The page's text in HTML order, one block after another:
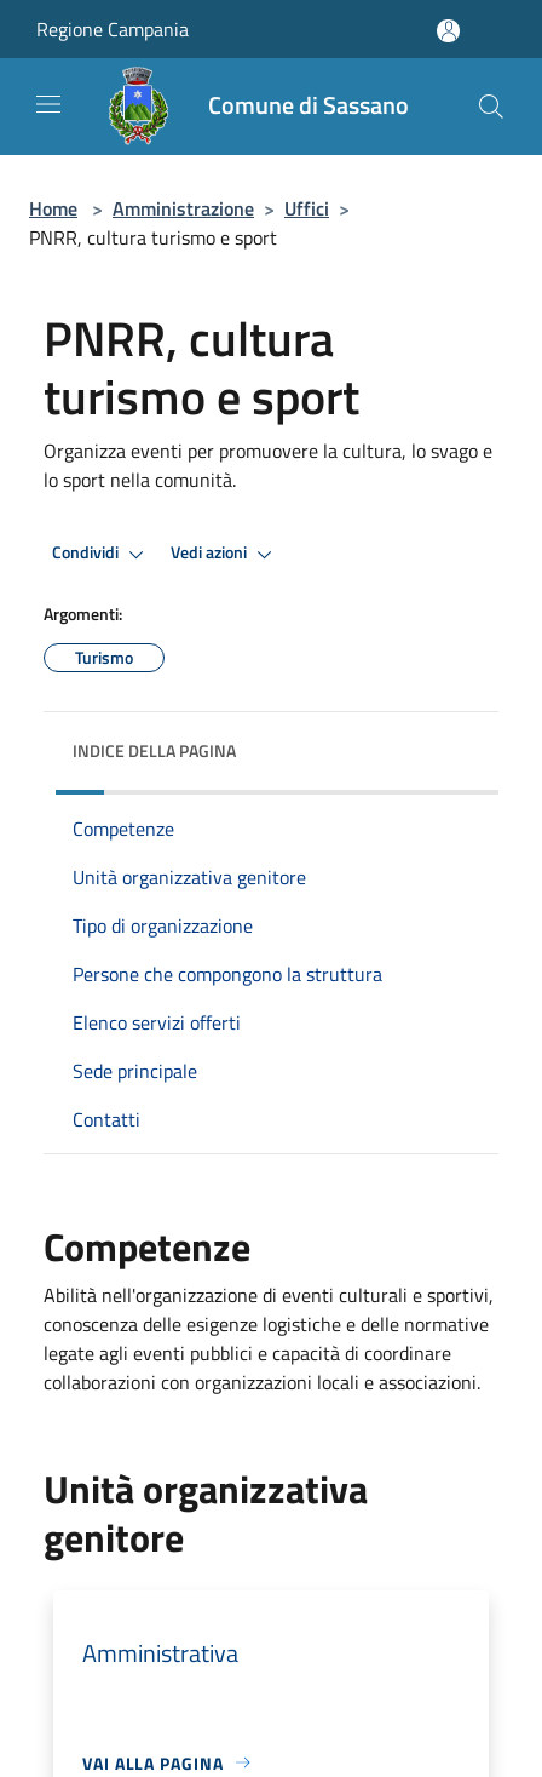
Regione Campania
Comune di Sassano
Home > Amministrazione > Uffici >
PNRR, cultura turismo e sport
PNRR, cultura
turismo e sport
Organizza eventi per promuovere la cultura, lo svago e
lo sport nella comunità.
Condividi Vedi azioni
Argomenti:
Turismo
INDICE DELLA PAGINA
Competenze
Unità organizzativa genitore
Tipo di organizzazione
Persone che compongono la struttura
Elenco servizi offerti
Sede principale
Contatti
Competenze
Abilità nell'organizzazione di eventi culturali e sportivi,
conoscenza delle esigenze logistiche e delle normative
legate agli eventi pubblici e capacità di coordinare
collaborazioni con organizzazioni locali e associazioni.
Unità organizzativa
genitore
Amministrativa
VAI ALLA PAGINA